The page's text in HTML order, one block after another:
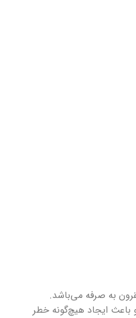
به صرفه می‌باشد.
باعث ایجاد هیچ‌گونه خطر